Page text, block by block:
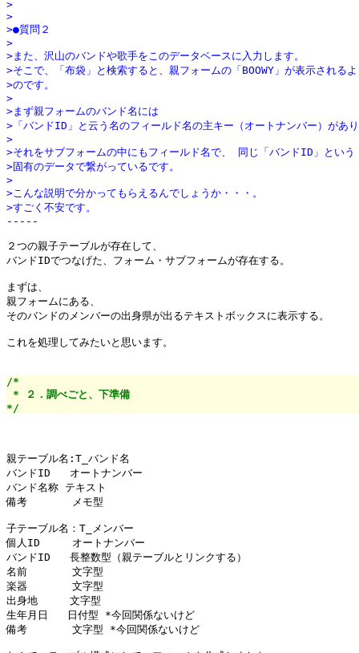
>
>
>●質問２
>
>また、沢山のバンドや歌手をこのデータベースに入力します。
>そこで、「布袋」と検索すると、親フォームの「BOOWY」が表示される
>のです。
>
>まず親フォームのバンド名には
>「バンドID」と云う名のフィールド名の主キー（オートナンバー）があ
>
>それをサブフォームの中にもフィールド名で、 同じ「バンドID」という
>固有のデータで繋がっているです。
>
>こんな説明で分かってもらえるんでしょうか・・・。
>すごく不安です。
-----
２つの親子テーブルが存在して、
バンドIDでつなげた、フォーム・サブフォームが存在する。
まずは、
親フォームにある、
そのバンドのメンバーの出身県が出るテキストボックスに表示する。
これを処理してみたいと思います。
/*
* ２．調べごと、下準備
*/
親テーブル名:T_バンド名
バンドID   オートナンバー
バンド名称 テキスト
備考       メモ型
子テーブル名：T_メンバー
個人ID     オートナンバー
バンドID   長整数型（親テーブルとリンクする）
名前       文字型
楽器       文字型
出身地     文字型
生年月日   日付型 *今回関係ないけど
備考       文字型 *今回関係ないけど